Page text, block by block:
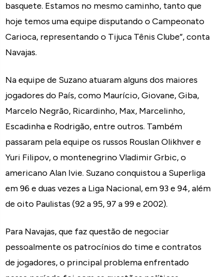
basquete. Estamos no mesmo caminho, tanto que
hoje temos uma equipe disputando o Campeonato
Carioca, representando o Tijuca Tênis Clube”, conta
Navajas.
Na equipe de Suzano atuaram alguns dos maiores
jogadores do País, como Maurício, Giovane, Giba,
Marcelo Negrão, Ricardinho, Max, Marcelinho,
Escadinha e Rodrigão, entre outros. Também
passaram pela equipe os russos Rouslan Olikhver e
Yuri Filipov, o montenegrino Vladimir Grbic, o
americano Alan Ivie. Suzano conquistou a Superliga
em 96 e duas vezes a Liga Nacional, em 93 e 94, além
de oito Paulistas (92 a 95, 97 a 99 e 2002).
Para Navajas, que faz questão de negociar
pessoalmente os patrocínios do time e contratos
de jogadores, o principal problema enfrentado